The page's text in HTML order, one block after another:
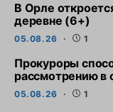
В Орле
деревне (6+)
05.08.26 1
Прокуроры
рассмотрению в
05.08.26 1